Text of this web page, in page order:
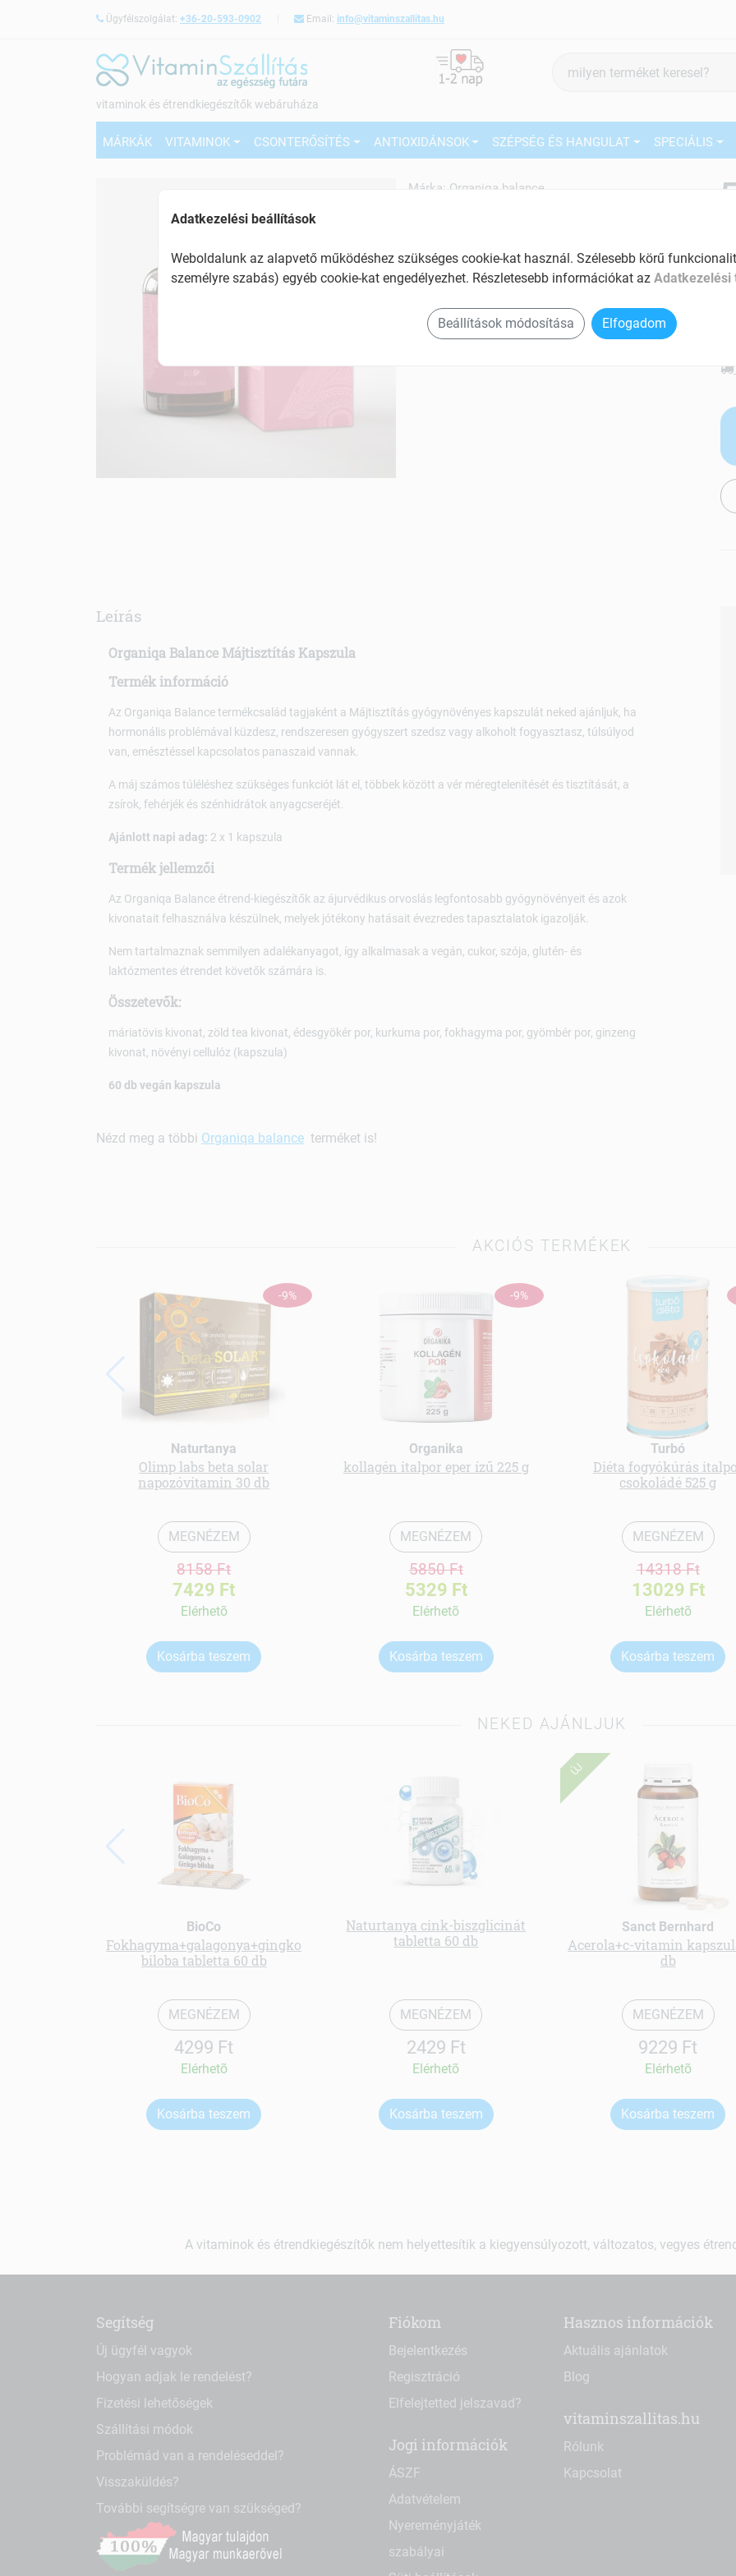
Ügyfélszolgálat: +36-20-593-0902 Email: info@vitaminszallitas.hu
vitaminok és étrendkiegészítők webáruháza
keresés
MÁRKÁK VITAMINOK CSONTERŐSÍTÉS ANTIOXIDÁNSOK SZÉPSÉG ÉS HANGULAT SPECIÁLIS
Márka: Organiqa balance
Tartalom: 60 db
EAN: 5999885147687
Leírás
Organiqa Balance Májtisztítás Kapszula
Termék információ
Az Organiqa Balance termékcsalád tagjaként a Májtisztítás gyógynövényes kapszulát neked ajánljuk, ha
hormonális problémával küzdesz, rendszeresen gyógyszert szedsz vagy alkoholt fogyasztasz, túlsúlyod
van, emésztéssel kapcsolatos panaszaid vannak.
A máj számos túléléshez szükséges funkciót lát el, többek között a vér méregtelenítését és tisztítását, a
zsírok, fehérjék és szénhidrátok anyagcseréjét.
Ajánlott napi adag: 2 x 1 kapszula
Termék jellemzői
Az Organiqa Balance étrend-kiegészítők az ájurvédikus orvoslás legfontosabb gyógynövényeit és azok
kivonatait felhasználva készülnek, melyek jótékony hatásait évezredes tapasztalatok igazolják.
Nem tartalmaznak semmilyen adalékanyagot, így alkalmasak a vegán, cukor, szója, glutén- és
laktózmentes étrendet követők számára is.
Összetevők:
máriatövis kivonat, zöld tea kivonat, édesgyökér por, kurkuma por, fokhagyma por, gyömbér por, ginzeng
kivonat, növényi cellulóz (kapszula)
60 db vegán kapszula
Nézd meg a többi Organiqa balance terméket is!
AKCIÓS TERMÉKEK
-9%
Naturtanya
Olimp labs beta solar
napozóvitamin 30 db
MEGNÉZEM
8158 Ft
7429 Ft
Elérhetõ
Kosárba teszem
-9%
Organika
kollagén italpor eper ízű 225 g
MEGNÉZEM
5850 Ft
5329 Ft
Elérhetõ
Kosárba teszem
Turbó
Diéta fogyókúrás
csokoládé 525 g
MEGNÉZEM
14318 Ft
13029 Ft
Elérhetõ
Kosárba teszem
NEKED AJÁNLJUK
BioCo
Fokhagyma+galagonya+gingko
biloba tabletta 60 db
MEGNÉZEM
4299 Ft
Elérhetõ
Kosárba teszem
Naturtanya cink-biszglicinát
tabletta 60 db
MEGNÉZEM
2429 Ft
Elérhetõ
Kosárba teszem
ÚJ
Sanct Bernhard
Acerola+c-vitamin
db
MEGNÉZEM
9229 Ft
Elérhetõ
Kosárba teszem
A vitaminok és étrendkiegészítők nem helyettesítik a kiegyensúlyozott, változatos, vegyes
Segítség
Új ügyfél vagyok
Hogyan adjak le rendelést?
Fizetési lehetőségek
Szállítási módok
Problémád van a rendeléseddel?
Visszaküldés?
További segítségre van szükséged?
Fiókom
Bejelentkezés
Regisztráció
Elfelejtetted jelszavad?
Jogi információk
ÁSZF
Adatvételem
Nyereményjáték
szabályai
Hasznos információk
Aktuális ajánlatok
Blog
vitaminszallitas.hu
Rólunk
Kapcsolat
Adatkezelési beállítások
Weboldalunk az alapvető működéshez szükséges cookie-kat használ. Szélesebb körű
személyre szabás) egyéb cookie-kat engedélyezhet. Részletesebb információkat az Adatkezelési
Beállítások módosítása Elfogadom